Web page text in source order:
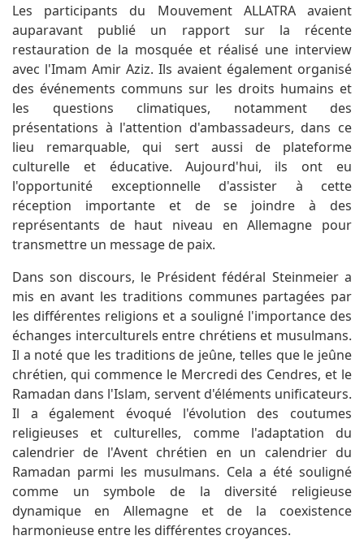
Les participants du Mouvement ALLATRA avaient
auparavant publié un rapport sur la récente
restauration de la mosquée et réalisé une interview
avec l'Imam Amir Aziz. Ils avaient également organisé
des événements communs sur les droits humains et
les questions climatiques, notamment des
présentations à l'attention d'ambassadeurs, dans ce
lieu remarquable, qui sert aussi de plateforme
culturelle et éducative. Aujourd'hui, ils ont eu
l'opportunité exceptionnelle d'assister à cette
réception importante et de se joindre à des
représentants de haut niveau en Allemagne pour
transmettre un message de paix.
Dans son discours, le Président fédéral Steinmeier a
mis en avant les traditions communes partagées par
les différentes religions et a souligné l'importance des
échanges interculturels entre chrétiens et musulmans.
Il a noté que les traditions de jeûne, telles que le jeûne
chrétien, qui commence le Mercredi des Cendres, et le
Ramadan dans l'Islam, servent d'éléments unificateurs.
Il a également évoqué l'évolution des coutumes
religieuses et culturelles, comme l'adaptation du
calendrier de l'Avent chrétien en un calendrier du
Ramadan parmi les musulmans. Cela a été souligné
comme un symbole de la diversité religieuse
dynamique en Allemagne et de la coexistence
harmonieuse entre les différentes croyances.